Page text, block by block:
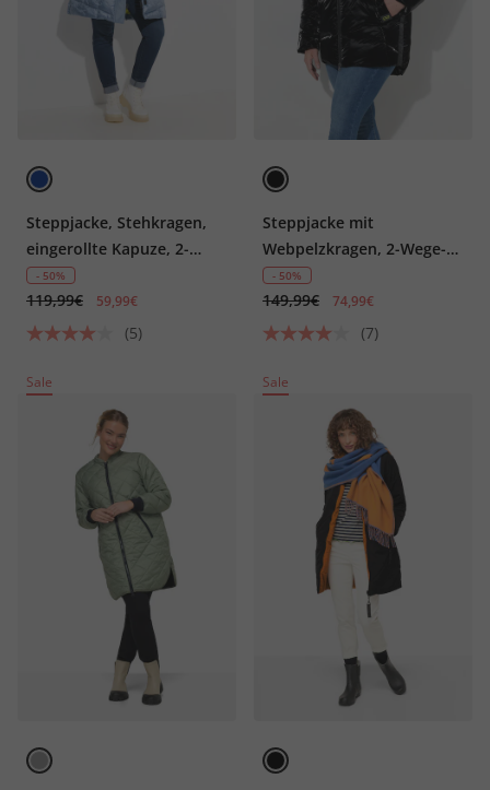
Steppjacke, Stehkragen,
eingerollte Kapuze, 2-
Wege-Zipper
- 50%
119,99€ 59,99€
(5)
Steppjacke mit
Webpelzkragen, 2-Wege-
Zipper
- 50%
149,99€ 74,99€
(7)
Sale Sale